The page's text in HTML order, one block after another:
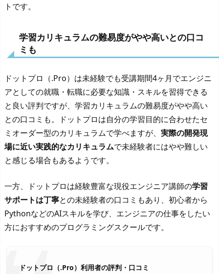
トです。
学習カリキュラムの難易度がやや高いとの口コ
ミも
ドットプロ（.Pro）は未経験でも受講期間4ヶ月でエンジニ
アとしての就職・転職に必要な知識・スキルを習得できる
と良い評判ですが、学習カリキュラムの難易度がやや高い
との口コミも。ドットプロは自分の学習目的に合わせたセ
ミオーダー型のカリキュラムで学べますが、 実際の開発現
場に近い実践的なカリキュラムで未経験者にはやや難しい
と感じる場合もあるようです。
一方、ドットプロは経験豊富な現役エンジニア講師の学習
サポートは丁寧との未経験者の口コミもあり、初心者から
PythonなどのAIスキルを学び、エンジニアの仕事をしたい
方におすすめのプログラミングスクールです。
ドットプロ（.Pro）利用者の評判・口コミ